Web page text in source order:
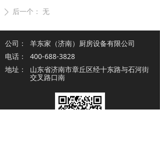
ꄲ 后一个： 无
公司：
羊东家（济南）厨房设备有限公司
电话：
400-688-3828
地址：
山东省济南市章丘区经十东路与石河街
交叉路口南